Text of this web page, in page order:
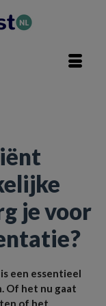
je voor
een essentieel
Of het nu gaat
of het